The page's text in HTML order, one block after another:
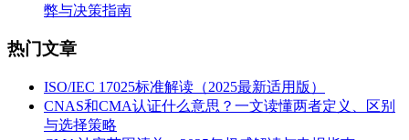
弊与决策指南
热门文章
ISO/IEC 17025标准解读（2025最新适用版）
CNAS和CMA认证什么意思？一文读懂两者定义、区别
与选择策略